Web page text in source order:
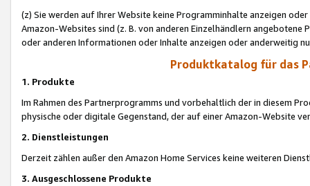
(z) Sie werden auf Ihrer Website keine Programminhalte anzeigen
Amazon-Websites sind (z. B. von anderen Einzelhändlern
oder anderen Informationen oder Inhalte anzeigen oder anderweitig
Produktkatalog für das
1. Produkte
Im Rahmen des Partnerprogramms und vorbehaltlich der in diesem
physische oder digitale Gegenstand, der auf einer Amazon-Website
2. Dienstleistungen
Derzeit zählen außer den Amazon Home Services keine weiteren
3. Ausgeschlossene Produkte